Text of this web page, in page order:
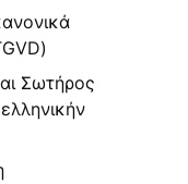
Σωτήρος